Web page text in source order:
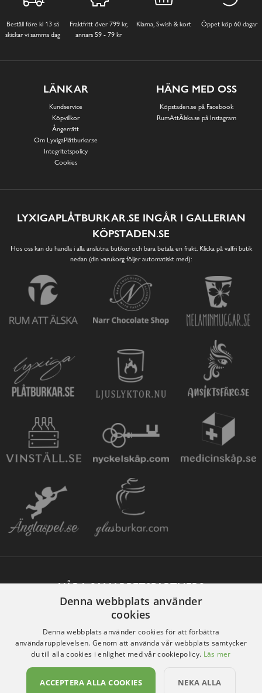
Beställ före kl 13 så
skickar vi samma dag
Fraktfritt över 799 kr,
annars 59 - 79 kr
Klarna, Swish & kort Öppet köp 60 dagar
LÄNKAR
Kundservice
Köpvillkor
Ångerrätt
Om LyxigaPlåtburkar.se
Integritetspolicy
Cookies
HÄNG MED OSS
Köpstaden.se på Facebook
RumAttÄlska.se på Instagram
LYXIGAPLÅTBURKAR.SE INGÅR I GALLERIAN
KÖPSTADEN.SE
Hos oss kan du handla i alla anslutna butiker och bara betala en frakt. Klicka på valfri butik
nedan (din varukorg följer automatiskt med):
VÅRA SAMARBETSPARTNERS
Denna webbplats använder
cookies
Denna webbplats använder cookies för att förbättra
användarupplevelsen. Genom att använda vår webbplats samtycker
du till alla cookies i enlighet med vår cookiepolicy. Läs mer
ACCEPTERA ALLA COOKIES NEKA ALLA